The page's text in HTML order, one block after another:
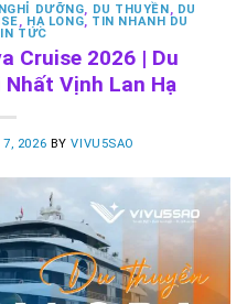
DƯỠNG, DU THUYỀN, DU
, HẠ LONG, TIN NHANH DU
TỨC
Cruise 2026 | Du
Vịnh Lan Hạ
7, 2026 BYVIVU5SAO